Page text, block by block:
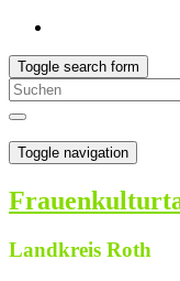
Toggle search form
Toggle navigation
Landkreis Roth